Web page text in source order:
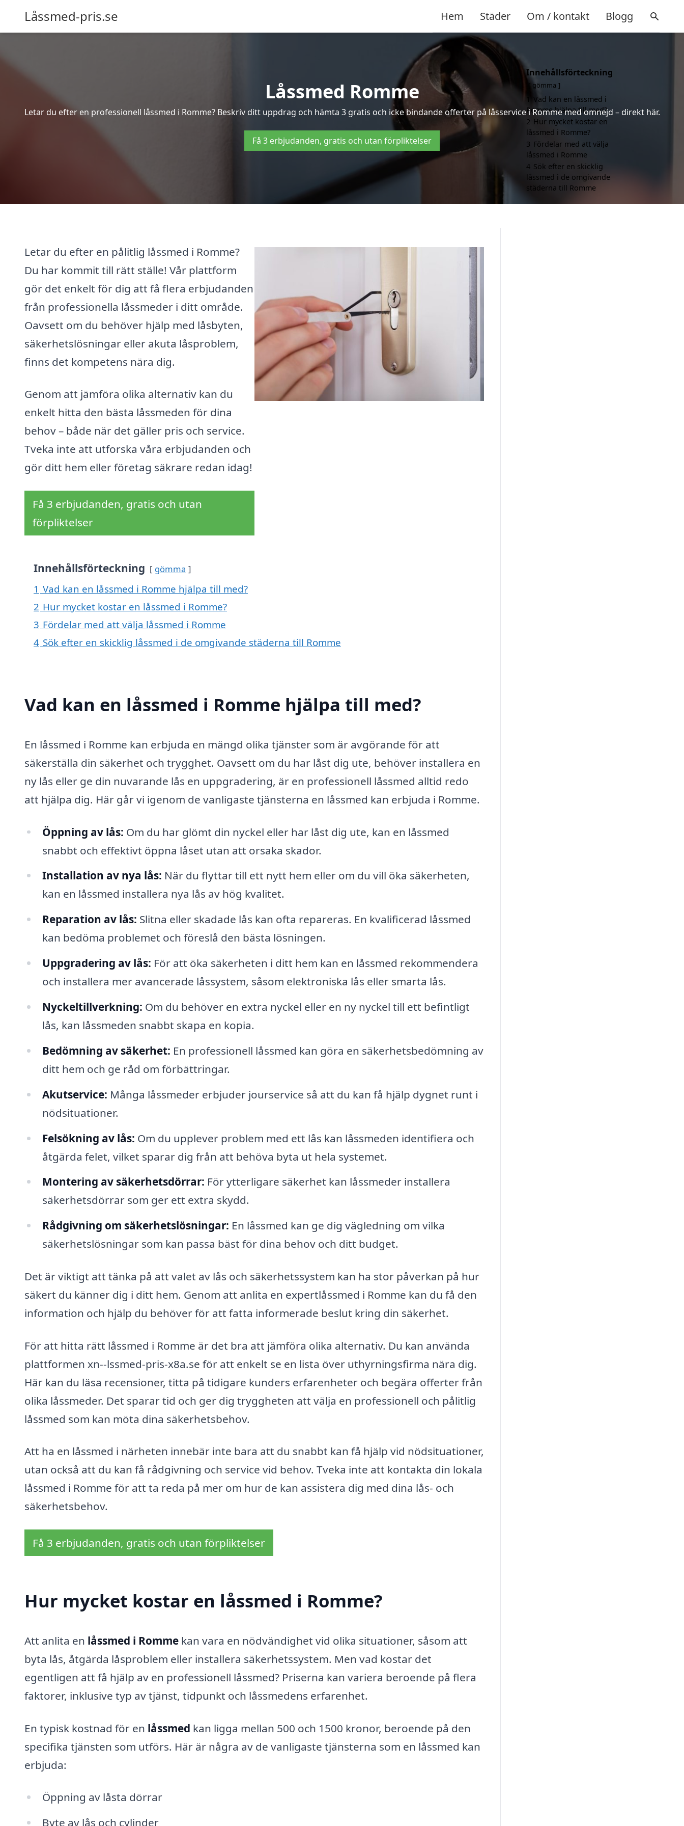
Låssmed-pris.se Hem Städer Om / kontakt Blogg
Låssmed Romme
Letar du efter en professionell låssmed i Romme? Beskriv ditt uppdrag och hämta 3 gratis och icke bindande offerter på låsservice i Romme med omnejd – direkt här.
Få 3 erbjudanden, gratis och utan förpliktelser
Letar du efter en pålitlig låssmed i Romme?
Du har kommit till rätt ställe! Vår plattform
gör det enkelt för dig att få flera erbjudanden
från professionella låssmeder i ditt område.
Oavsett om du behöver hjälp med låsbyten,
säkerhetslösningar eller akuta låsproblem,
finns det kompetens nära dig.
Genom att jämföra olika alternativ kan du
enkelt hitta den bästa låssmeden för dina
behov – både när det gäller pris och service.
Tveka inte att utforska våra erbjudanden och
gör ditt hem eller företag säkrare redan idag!
Få 3 erbjudanden, gratis och utan
förpliktelser
Innehållsförteckning gömma
1 Vad kan en låssmed i Romme hjälpa till med?
2 Hur mycket kostar en låssmed i Romme?
3 Fördelar med att välja låssmed i Romme
4 Sök efter en skicklig låssmed i de omgivande städerna till Romme
Vad kan en låssmed i Romme hjälpa till med?
En låssmed i Romme kan erbjuda en mängd olika tjänster som är avgörande för att
säkerställa din säkerhet och trygghet. Oavsett om du har låst dig ute, behöver installera en
ny lås eller ge din nuvarande lås en uppgradering, är en professionell låssmed alltid redo
att hjälpa dig. Här går vi igenom de vanligaste tjänsterna en låssmed kan erbjuda i Romme.
Öppning av lås: Om du har glömt din nyckel eller har låst dig ute, kan en låssmed
snabbt och effektivt öppna låset utan att orsaka skador.
Installation av nya lås: När du flyttar till ett nytt hem eller om du vill öka säkerheten,
kan en låssmed installera nya lås av hög kvalitet.
Reparation av lås: Slitna eller skadade lås kan ofta repareras. En kvalificerad låssmed
kan bedöma problemet och föreslå den bästa lösningen.
Uppgradering av lås: För att öka säkerheten i ditt hem kan en låssmed rekommendera
och installera mer avancerade låssystem, såsom elektroniska lås eller smarta lås.
Nyckeltillverkning: Om du behöver en extra nyckel eller en ny nyckel till ett befintligt
lås, kan låssmeden snabbt skapa en kopia.
Bedömning av säkerhet: En professionell låssmed kan göra en säkerhetsbedömning av
ditt hem och ge råd om förbättringar.
Akutservice: Många låssmeder erbjuder jourservice så att du kan få hjälp dygnet runt i
nödsituationer.
Felsökning av lås: Om du upplever problem med ett lås kan låssmeden identifiera och
åtgärda felet, vilket sparar dig från att behöva byta ut hela systemet.
Montering av säkerhetsdörrar: För ytterligare säkerhet kan låssmeder installera
säkerhetsdörrar som ger ett extra skydd.
Rådgivning om säkerhetslösningar: En låssmed kan ge dig vägledning om vilka
säkerhetslösningar som kan passa bäst för dina behov och ditt budget.
Det är viktigt att tänka på att valet av lås och säkerhetssystem kan ha stor påverkan på hur
säkert du känner dig i ditt hem. Genom att anlita en expertlåssmed i Romme kan du få den
information och hjälp du behöver för att fatta informerade beslut kring din säkerhet.
För att hitta rätt låssmed i Romme är det bra att jämföra olika alternativ. Du kan använda
plattformen xn--lssmed-pris-x8a.se för att enkelt se en lista över uthyrningsfirma nära dig.
Här kan du läsa recensioner, titta på tidigare kunders erfarenheter och begära offerter från
olika låssmeder. Det sparar tid och ger dig tryggheten att välja en professionell och pålitlig
låssmed som kan möta dina säkerhetsbehov.
Att ha en låssmed i närheten innebär inte bara att du snabbt kan få hjälp vid nödsituationer,
utan också att du kan få rådgivning och service vid behov. Tveka inte att kontakta din lokala
låssmed i Romme för att ta reda på mer om hur de kan assistera dig med dina lås- och
säkerhetsbehov.
Få 3 erbjudanden, gratis och utan förpliktelser
Hur mycket kostar en låssmed i Romme?
Att anlita en låssmed i Romme kan vara en nödvändighet vid olika situationer, såsom att
byta lås, åtgärda låsproblem eller installera säkerhetssystem. Men vad kostar det
egentligen att få hjälp av en professionell låssmed? Priserna kan variera beroende på flera
faktorer, inklusive typ av tjänst, tidpunkt och låssmedens erfarenhet.
En typisk kostnad för en låssmed kan ligga mellan 500 och 1500 kronor, beroende på den
specifika tjänsten som utförs. Här är några av de vanligaste tjänsterna som en låssmed kan
erbjuda:
Öppning av låsta dörrar
Byte av lås och cylinder
Innehållsförteckning
gömma
Vad kan en låssmed i
Romme hjälpa till med?
2 Hur mycket kostar en
låssmed i Romme?
3 Fördelar med att välja
låssmed i Romme
4 Sök efter en skicklig
låssmed i de omgivande
städerna till Romme